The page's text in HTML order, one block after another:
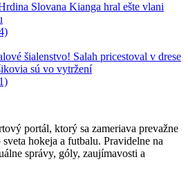
Slovana Kianga hral ešte vlani
šialenstvo! Salah pricestoval v drese
sú vo vytržení
portál, ktorý sa zameriava prevažne
hokeja a futbalu. Pravidelne na
správy, góly, zaujímavosti a